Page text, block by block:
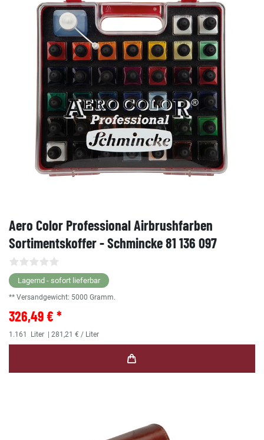
Aero Color Professional Airbrushfarben
Sortimentskoffer - Schmincke 81 136 097
Lagernd - sofort lieferbar
** Versandgewicht: 5000 Gramm.
326,49 € *
1.161 Liter | 281,21 € / Liter